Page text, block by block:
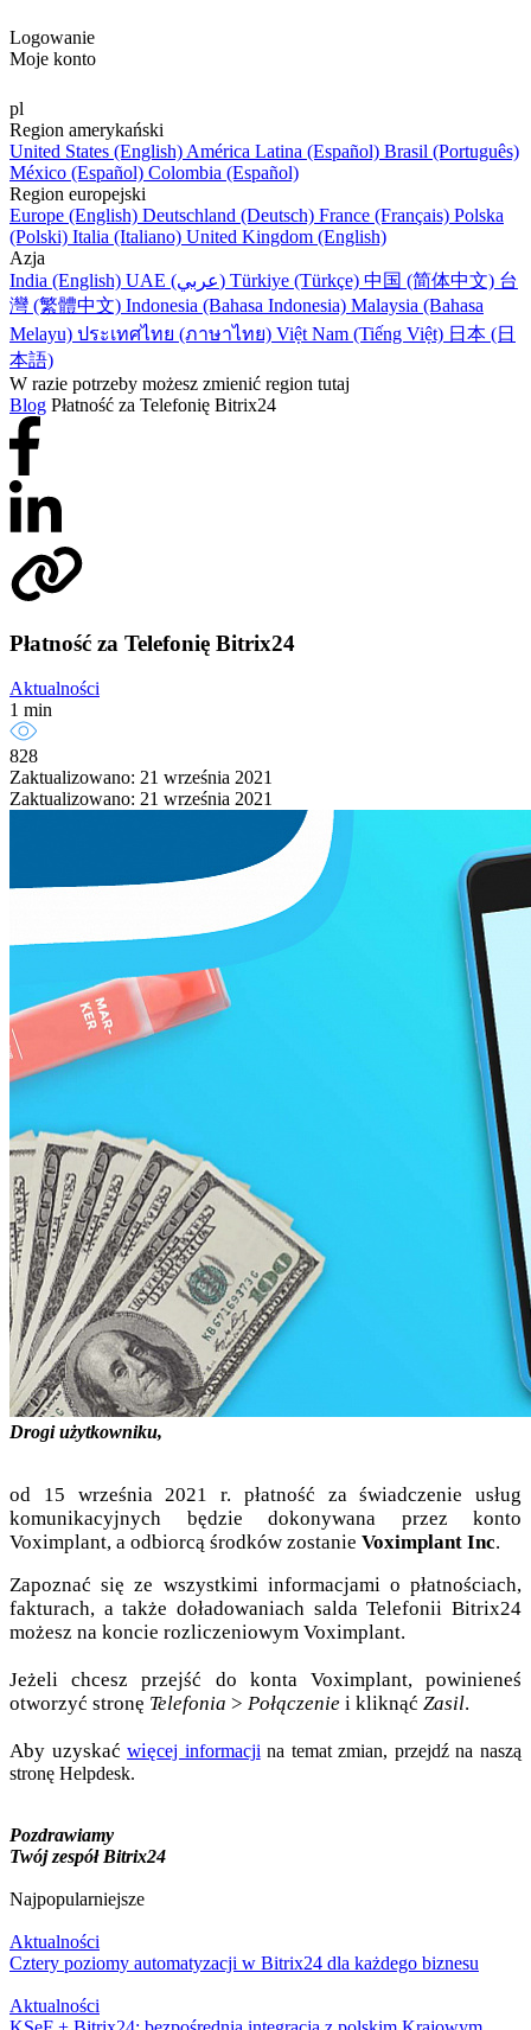
Logowanie
Moje konto
pl
Region amerykański
United States (English) América Latina (Español) Brasil (Português)
México (Español) Colombia (Español)
Region europejski
Europe (English) Deutschland (Deutsch) France (Français) Polska
(Polski) Italia (Italiano) United Kingdom (English)
Azja
India (English)
UAE (عربي) Türkiye (Türkçe) 中国 (简体中文) 台
灣 (繁體中文) Indonesia (Bahasa Indonesia) Malaysia (Bahasa
Melayu) ประเทศไทย (ภาษาไทย) Việt Nam (Tiếng Việt) 日本 (日
本語)
W razie potrzeby możesz zmienić region tutaj
Blog Płatność za Telefonię Bitrix24
Płatność za Telefonię Bitrix24
Aktualności
1 min
828
Zaktualizowano: 21 września 2021
Zaktualizowano: 21 września 2021
Drogi użytkowniku,
od 15 września 2021 r. płatność za świadczenie usług
komunikacyjnych będzie dokonywana przez konto
Voximplant, a odbiorcą środków zostanie Voximplant Inc.
Zapoznać się ze wszystkimi informacjami o płatnościach,
fakturach, a także doładowaniach salda Telefonii Bitrix24
możesz na koncie rozliczeniowym Voximplant.
Jeżeli chcesz przejść do konta Voximplant, powinieneś
otworzyć stronę Telefonia > Połączenie i kliknąć Zasil.
Aby uzyskaćwięcej informacjina temat zmian, przejdź na naszą
stronę Helpdesk.
Pozdrawiamy
Twój zespół Bitrix24
Najpopularniejsze
Aktualności
Cztery poziomy automatyzacji w Bitrix24 dla każdego biznesu
Aktualności